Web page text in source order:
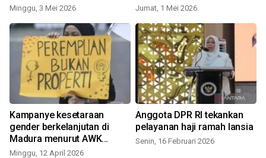
Minggu, 3 Mei 2026 Jumat, 1 Mei 2026
Kampanye kesetaraan
gender berkelanjutan di
Madura menurut AWK
Wodak
Minggu, 12 April 2026
Anggota DPR RI tekankan
pelayanan haji ramah lansia
Senin, 16 Februari 2026